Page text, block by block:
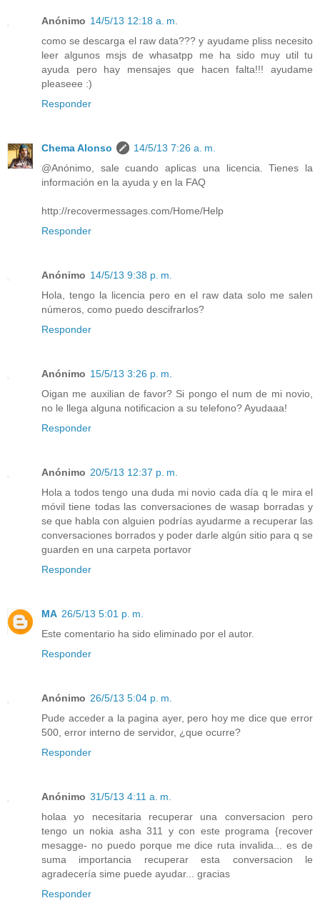
Anónimo 14/5/13 12:18 a. m.
como se descarga el raw data??? y ayudame pliss necesito
leer algunos msjs de whasatpp me ha sido muy util tu
ayuda pero hay mensajes que hacen falta!!! ayudame
pleaseee :)
Responder
Chema Alonso
14/5/13 7:26 a. m.
@Anónimo, sale cuando aplicas una licencia. Tienes la
información en la ayuda y en la FAQ
http://recovermessages.com/Home/Help
Responder
Anónimo 14/5/13 9:38 p. m.
Hola, tengo la licencia pero en el raw data solo me salen
números, como puedo descifrarlos?
Responder
Anónimo 15/5/13 3:26 p. m.
Oigan me auxilian de favor? Si pongo el num de mi novio,
no le llega alguna notificacion a su telefono? Ayudaaa!
Responder
Anónimo 20/5/13 12:37 p. m.
Hola a todos tengo una duda mi novio cada día q le mira el
móvil tiene todas las conversaciones de wasap borradas y
se que habla con alguien podrías ayudarme a recuperar las
conversaciones borrados y poder darle algún sitio para q se
guarden en una carpeta portavor
Responder
MA 26/5/13 5:01 p. m.
Este comentario ha sido eliminado por el autor.
Responder
Anónimo 26/5/13 5:04 p. m.
Pude acceder a la pagina ayer, pero hoy me dice que error
500, error interno de servidor, ¿que ocurre?
Responder
Anónimo 31/5/13 4:11 a. m.
holaa yo necesitaria recuperar una conversacion pero
tengo un nokia asha 311 y con este programa {recover
mesagge- no puedo porque me dice ruta invalida... es de
suma importancia recuperar esta conversacion le
agradecería sime puede ayudar... gracias
Responder